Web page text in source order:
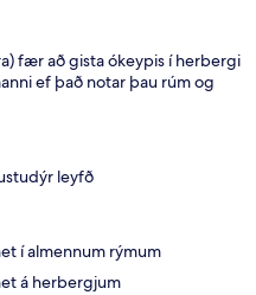
fær að gista ókeypis í herbergi
ef það notar þau rúm og
leyfð
í almennum rýmum
á herbergjum